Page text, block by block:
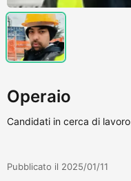
Operaio
Candidati in cerca di lavoro
Pubblicato il 2025/01/11